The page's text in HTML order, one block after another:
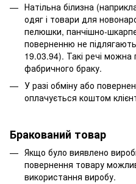
Натільна білизна
одяг і товари для
пелюшки, панчішно-
поверненню не
19.03.94). Такі речі
фабричного браку.
У разі обміну або
оплачується коштом
Бракований товар
Якщо було виявлено
повернення товару
використання виробу.